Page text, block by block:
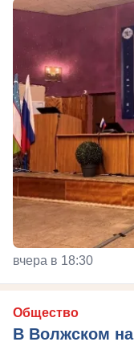
вчера в 18:30
Общество
В Волжском